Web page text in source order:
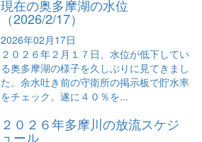
現在の奥多摩湖の水位
（2026/2/17）
2026年02月17日
２０２６年２月１７日、水位が低下してい
る奥多摩湖の様子を久しぶりに見てきまし
た。余水吐き前の守衛所の掲示板で貯水率
をチェック。遂に４０％を...
２０２６年多摩川の放流スケジ
ュール